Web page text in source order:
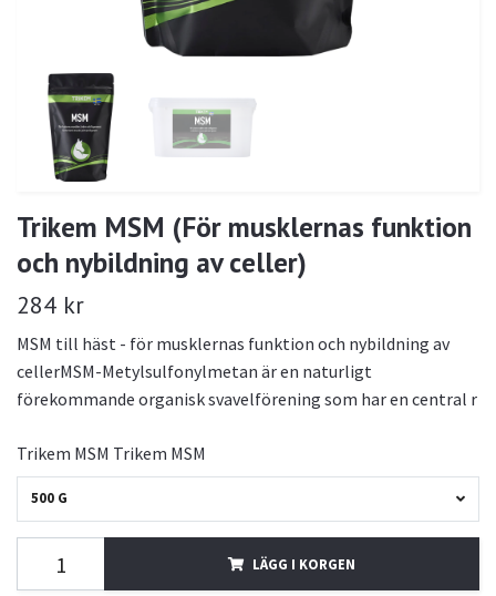
Trikem MSM (För musklernas funktion
och nybildning av celler)
284 kr
MSM till häst - för musklernas funktion och nybildning av
cellerMSM-Metylsulfonylmetan är en naturligt
förekommande organisk svavelförening som har en central r
Trikem MSM Trikem MSM
500 G
LÄGG I KORGEN